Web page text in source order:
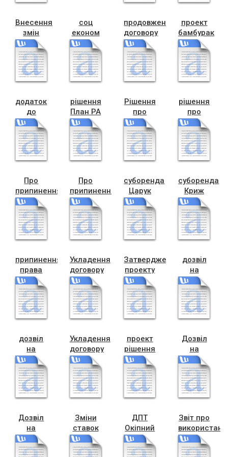
Внесення
змін
Мельник
(1)
соц
економ
затвердж
на 2020
рік
продовження
договору
БТІ
проект
бамбурак
додаток
до
регуляторки
рішення
План РА
на 2020
рік
Рішення
про
затвердж
соц
екон на
2019 рік
рішення
про
параметри
Про
припинення
дог.оренди,
Кузь,
Незалежності,68-
Є
Про
припинення
дог.оренди,
Кузь,
Незалежності,68-
Л
суборенда
Царук
М.К. ,
Бандери
53-а
суборенда
Криж
Н.А. ,
Бандери
53-б
припинення
права
постійного
користування
Мальська
Укладення
договору
оренди
Ковбаснюк,
Шептицького
11
Затвердження
проекту
Замки
Тернопілля,
пост.користування
дозвіл
на
технічку
(1)
дозвіл
на
технічку,Кульчицька
,гараж
Січинського
Укладення
договору
ПШИК
проект
рішення
ПРОГРАМА
2020
Дозвіл
на
проект
Собор,
Дозвіл
на
проект,
гараж
Зміни
ставок
на
майно
ДПТ
Окіпний
Грушевського
Звіт про
бюджетних
коштів